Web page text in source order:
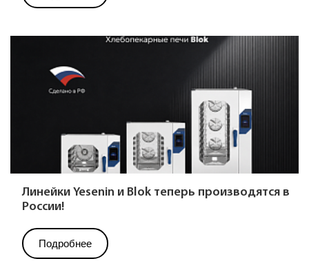
Линейки Yesenin и Blok теперь производятся в
России!
Подробнее